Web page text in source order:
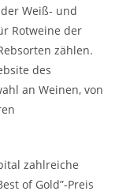
Weiß- und
Rotweine der
zählen.
des
an Weinen, von
zahlreiche
of Gold”-Preis